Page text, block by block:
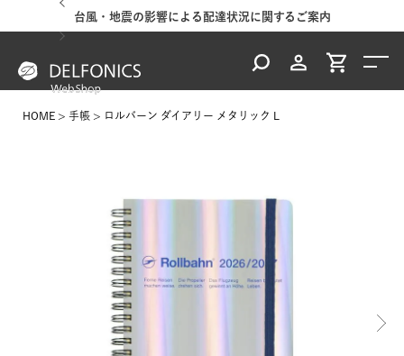
台風・地震の影響による配達状況に関するご案内
HOME 手帳 ロルバーン ダイアリー メタリック L